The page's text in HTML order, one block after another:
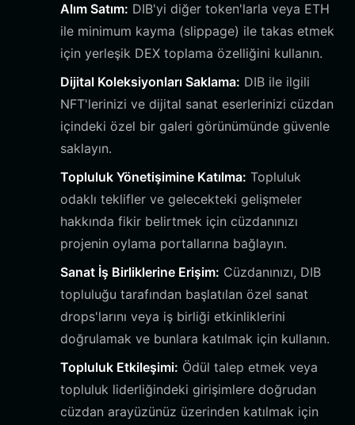
Alım Satım: DIB'yi diğer token'larla veya ETH
ile minimum kayma (slippage) ile takas etmek
için yerleşik DEX toplama özelliğini kullanın.
Dijital Koleksiyonları Saklama: DIB ile ilgili
NFT'lerinizi ve dijital sanat eserlerinizi cüzdan
içindeki özel bir galeri görünümünde güvenle
saklayın.
Topluluk Yönetişimine Katılma: Topluluk
odaklı teklifler ve gelecekteki gelişmeler
hakkında fikir belirtmek için cüzdanınızı
projenin oylama portallarına bağlayın.
Sanat İş Birliklerine Erişim: Cüzdanınızı, DIB
topluluğu tarafından başlatılan özel sanat
drops'larını veya iş birliği etkinliklerini
doğrulamak ve bunlara katılmak için kullanın.
Topluluk Etkileşimi: Ödül talep etmek veya
topluluk liderliğindeki girişimlere doğrudan
cüzdan arayüzünüz üzerinden katılmak için